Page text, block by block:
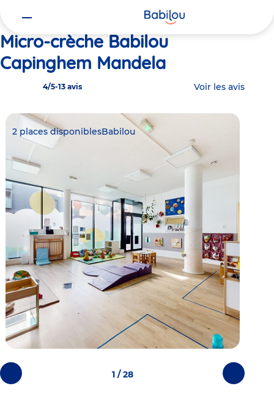
Micro-crèche Babilou
Capinghem Mandela
4/5-13 avis Voir les avis
Photos
précédentes
Photos
suivantes
2 places disponiblesBabilou
1 / 28